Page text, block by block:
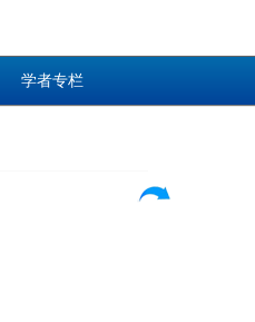
学者专栏